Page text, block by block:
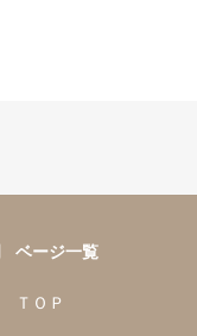
ベージ一覧
ＴＯＰ